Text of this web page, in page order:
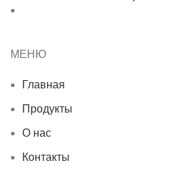
МЕНЮ
Главная
Продукты
О нас
Контакты